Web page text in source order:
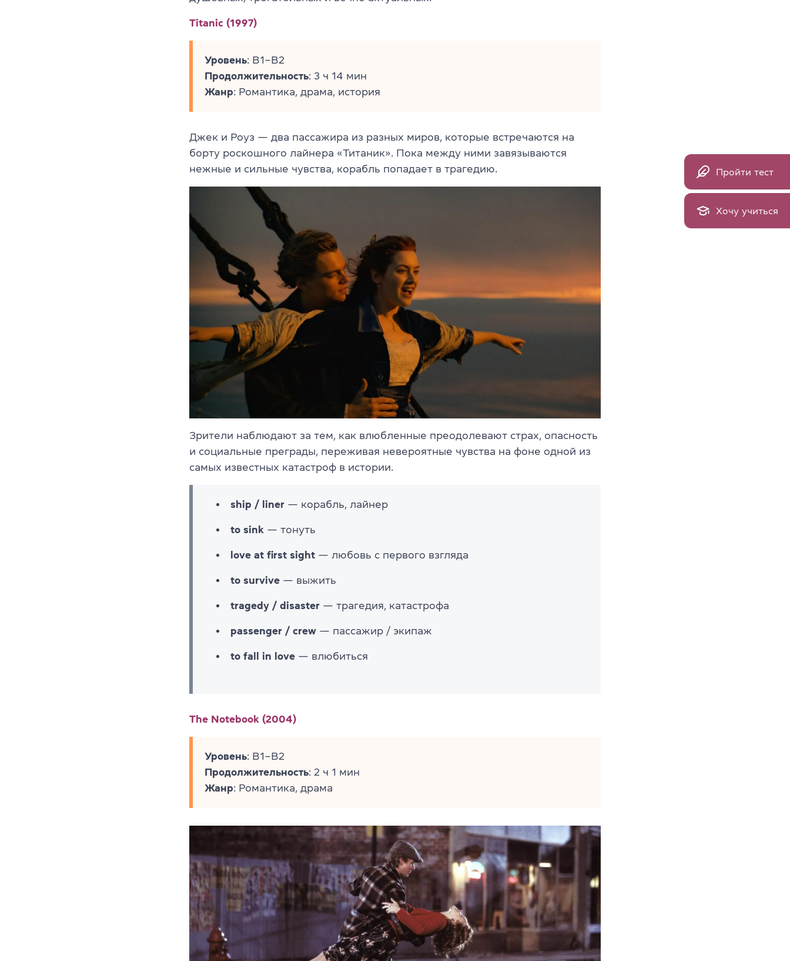
Titanic (1997)
Уровень: B1–B2
Продолжительность: 3 ч 14 мин
Жанр: Романтика, драма, история
Джек и Роуз — два пассажира из разных миров, которые встречаются на
борту роскошного лайнера «Титаник». Пока между ними завязываются
нежные и сильные чувства, корабль попадает в трагедию.
Зрители наблюдают за тем, как влюбленные преодолевают страх, опасность
и социальные преграды, переживая невероятные чувства на фоне одной из
самых известных катастроф в истории.
ship / liner — корабль, лайнер
to sink — тонуть
love at first sight — любовь с первого взгляда
to survive — выжить
tragedy / disaster — трагедия, катастрофа
passenger / crew — пассажир / экипаж
to fall in love — влюбиться
The Notebook (2004)
Уровень: B1–B2
Продолжительность: 2 ч 1 мин
Жанр: Романтика, драма
Пройти тест
Хочу учиться